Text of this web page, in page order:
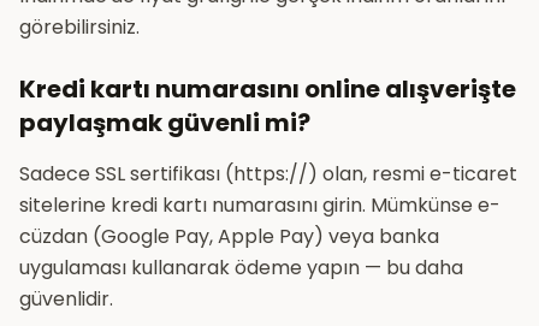
görebilirsiniz.
Kredi kartı numarasını online alışverişte
paylaşmak güvenli mi?
Sadece SSL sertifikası (https://) olan, resmi e-ticaret
sitelerine kredi kartı numarasını girin. Mümkünse e-
cüzdan (Google Pay, Apple Pay) veya banka
uygulaması kullanarak ödeme yapın — bu daha
güvenlidir.